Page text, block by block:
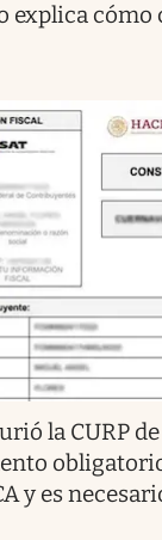
explica
la CURP
y es